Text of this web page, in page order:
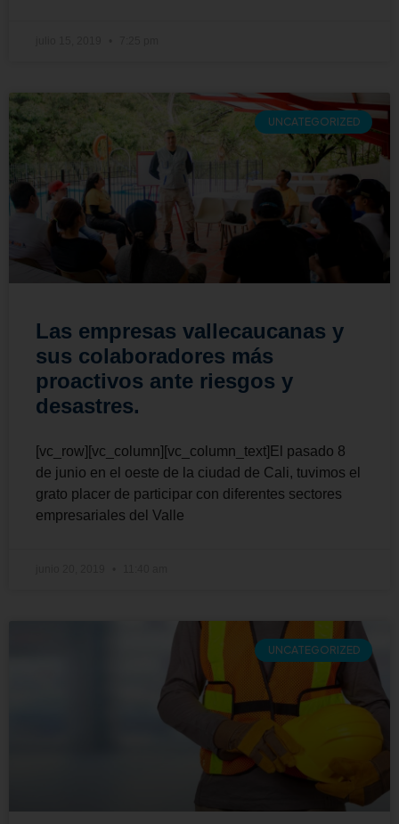
UNCATEGORIZED
Las empresas vallecaucanas y
sus colaboradores más
proactivos ante riesgos y
desastres.
[vc_row][vc_column][vc_column_text]El pasado 8
de junio en el oeste de la ciudad de Cali, tuvimos el
grato placer de participar con diferentes sectores
empresariales del Valle
UNCATEGORIZED